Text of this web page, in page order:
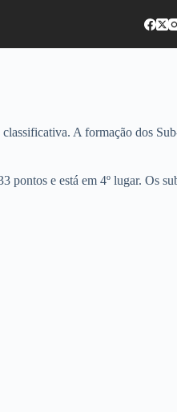
A formação dos
pontos e está em 4º lugar. Os